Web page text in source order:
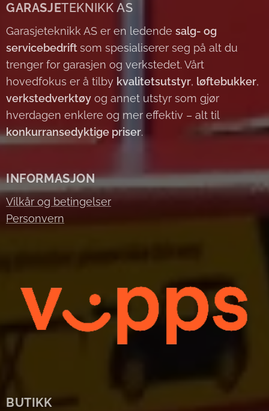
GARASJETEKNIKK AS
Garasjeteknikk AS er en ledende salg- og
servicebedriftsom spesialiserer seg på alt du
trenger for garasjen og verkstedet. Vårt
hovedfokus er å tilby kvalitetsutstyr, løftebukker,
verkstedverktøy og annet utstyr som gjør
hverdagen enklere og mer effektiv – alt til
konkurransedyktige priser.
INFORMASJON
Vilkår og betingelser
Personvern
BUTIKK